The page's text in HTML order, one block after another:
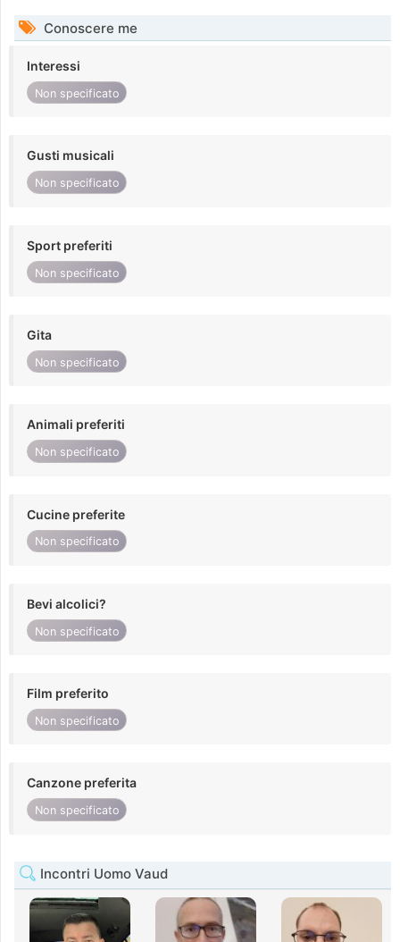
Conoscere me
Interessi
Non specificato
Gusti musicali
Non specificato
Sport preferiti
Non specificato
Gita
Non specificato
Animali preferiti
Non specificato
Cucine preferite
Non specificato
Bevi alcolici?
Non specificato
Film preferito
Non specificato
Canzone preferita
Non specificato
Incontri Uomo Vaud